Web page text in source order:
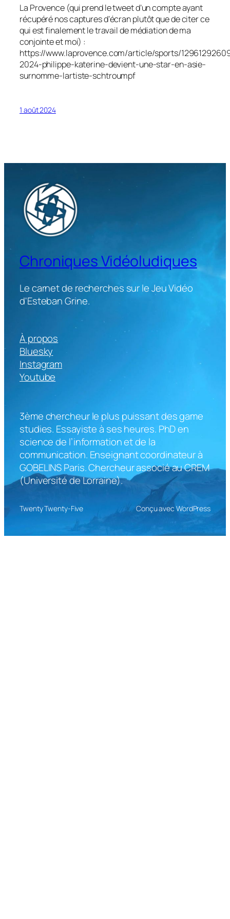
La Provence (qui prend le tweet d’un compte ayant
récupéré nos captures d’écran plutôt que de citer ce
qui est finalement le travail de médiation de ma
conjointe et moi) :
https://www.laprovence.com/article/sports/
2024-philippe-katerine-devient-une-star-en-asie-
surnomme-lartiste-schtroumpf
1 août 2024
Chroniques Vidéoludiques
Le carnet de recherches sur le Jeu Vidéo
d'Esteban Grine.
À propos
Bluesky
Instagram
Youtube
3ème chercheur le plus puissant des game
studies. Essayiste à ses heures. PhD en
science de l’information et de la
communication. Enseignant coordinateur à
GOBELINS Paris. Chercheur associé au CREM
(Université de Lorraine).
Twenty Twenty-Five Conçu avec WordPress